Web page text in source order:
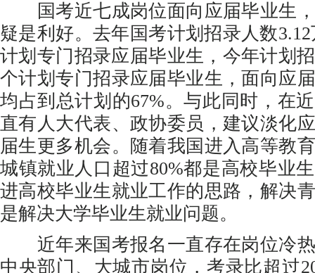
国考近七成岗位面向应届毕业生，
疑是利好。去年国考计划招录人数
计划专门招录应届毕业生，今年计划
个计划专门招录应届毕业生，面向应
均占到总计划的67%。与此同时，在
直有人大代表、政协委员，建议淡化
届生更多机会。随着我国进入高等教
城镇就业人口超过80%都是高校毕业
进高校毕业生就业工作的思路，解决
是解决大学毕业生就业问题。
近年来国考报名一直存在岗位冷热
中央部门、大城市岗位，考录比超过